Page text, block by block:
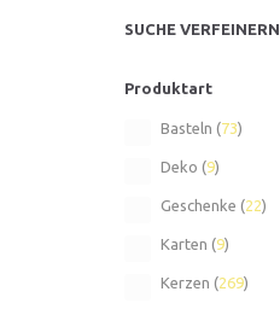
SUCHE VERFEINERN
Produktart
Basteln (73)
Deko (9)
Geschenke (22)
Karten (9)
Kerzen (269)